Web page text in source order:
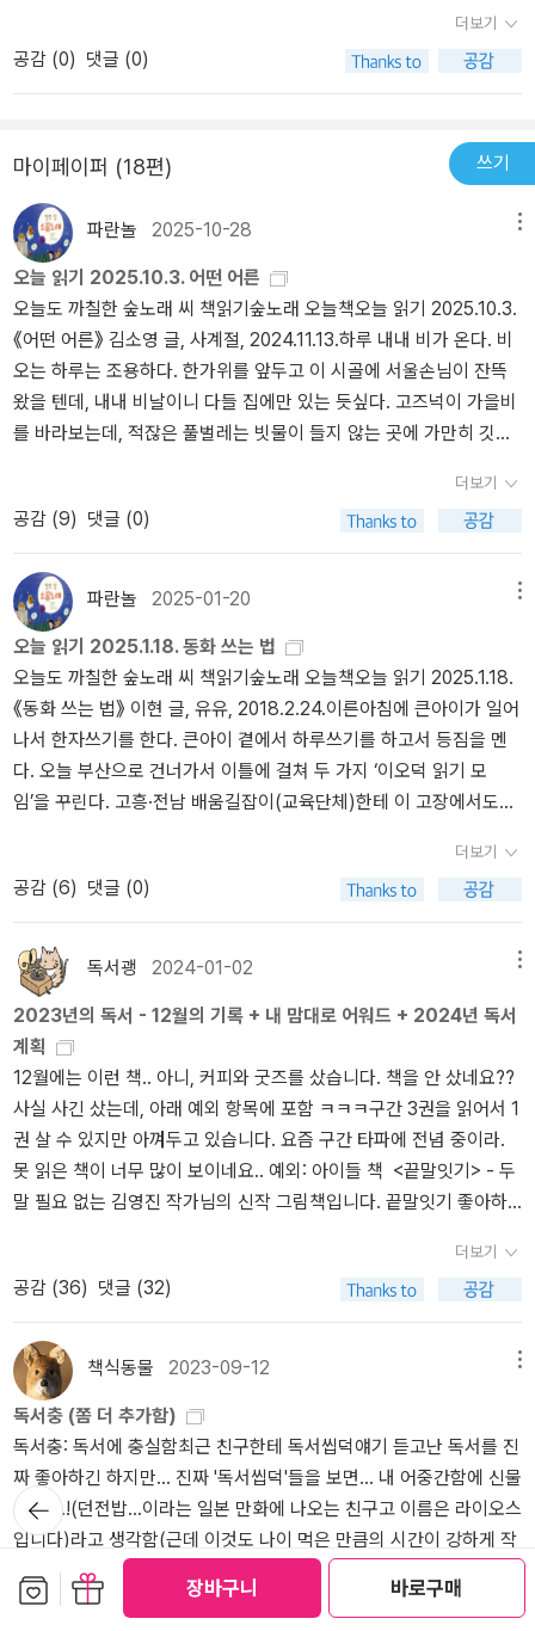
장바구니 바로구매
랑하는 그 방법이 맞다!!! 그러니까 이 책은, 종합하자면, 책을 어떻게
읽어야 할지 모르는 어른과 이미 책을 좋아하는 어른 모두에게 유익
한 책이라는 것이다. 그리고 아까도 말했지만, 왜그랬는지, 어디서 그
게 위로가 돼!!! 이 작은 책 한 권이 힘이 세다.(어린이책 리뷰를 너무
성인여자 모드로 썼나...)
다. 과학을 좋아하는 아이가 과학책만을 보려고 한다면, 동화 중에서
그런 소재를 다룬 책을 살짝 들이밀어 보는 것이다. 이현 작가의 <로
봇의 별>같은 작품 말이다. 또, 책이 많아지면 어느 순간 더 이상 읽지
기게 될 것이다.“이 책만은 버리고 싶지 않다‘는 마음이 드는 순간, 어
린이와 책의 관계가 새로워진다. 이때 책이 갖는 특별한 의미는 더 설
명하지 않아도 될 것이다. 이런 책은 ’명예의 전당‘ 에 꽂아 둔다. 책꽂
이는 한두 칸을 비워 제일 좋아하는 책만 진열하는 것이다.”어린이책
은 반드시 재밌어야 한다고 몇 번이나 강조한다. “어린이 입장에서 책
읽기가 과연 그럴만한 가치가 있을까? 고단함을 감수할 만큼 재미가
있을까? 그렇지 않다. 어린이의 세상에는 게임이, 텔레비전이, 자전거
가, 놀이터가 있다. 덜 노력해도 더 많은 재미를 얻을 수 있는데 왜 책
을 읽는단 말인가. 5학년 혁준이는 첫 만남에서 독서는 ”시간낭비“라
고 했다. 공부는 학교에서 하면 되고, 재미는 놀면서 느끼는 건데 왜
람들, 나처럼 그저 어린이책 얘기를 한 번 더 확인하고 즐기고 싶어서
읽는 모든 사람이 술술 넘기며 즐겁게 읽을 수 있는 책이다 :) 강력추
천한다.
실 다른 독후활동에 관한 책과 비슷하다고 느껴진다.그래서인지 확실
히 집중도가 떨어졌으며 사실은 구입한 것을 후회했다..;;-평생 읽는
사람으로 살기 위하여나는 어린이가 어떤 길로 가든지 책을 들고 가
는 책을 읽을 때면 그것도 괜찮겠다.책을 옆구리에 끼고 걷다가 쉬면
서 읽어도 좋다. 때로는 손에 책이 있다는 걸 잊고 있다가 문득 떠올라
서 펼쳐 보아도 좋다.중요한 것은 언제나 독자인 채로 자라는 것이다.
어린이가 책 읽기를 배우는 것은 어떤 모습으로든 평생 독자가 되기
위함이다. 그러니 어린이도, 어린이를 돕는 어른도 눈을 멀리 두되 마
음은 단단히 먹자.다행히도 우리를 도와줄 어린이책은 친절하고 재미
있다.
더보기
공감 (0) 댓글 (0)
마이페이퍼 (18편) 쓰기
파란놀 2025-10-28
오늘 읽기 2025.10.3. 어떤 어른
오늘도 까칠한 숲노래 씨 책읽기숲노래 오늘책오늘 읽기 2025.10.3.
《어떤 어른》 김소영 글, 사계절, 2024.11.13.하루 내내 비가 온다. 비
오는 하루는 조용하다. 한가위를 앞두고 이 시골에 서울손님이 잔뜩
왔을 텐데, 내내 비날이니 다들 집에만 있는 듯싶다. 고즈넉이 가을비
를 바라보는데, 적잖은 풀벌레는 빗물이 들지 않는 곳에 가만히 깃들
뿔을 앓는다. 무국을 끓이고, 두 아이 이마이며 팔다리이며 목을 가볍
게 쓰다듬고 풀어준다. 우리집에서는 ‘아버지손 돌봄손’이요 ‘아이손
보살핌손’이다. 아플 적에는 신나게 아프면서 생채기를 다스린다. 앓
을 적에는 실컷 앓으면서 응어리를 푼다. 우리는 어느새 잊어버리는
데, 섣불리 가루(약)를 안 써야 한다. 따끔하고 저리고 결린 몸을 받아
들여야 새몸으로 거듭나면서 튼튼하다. 땀을 빼고 끙끙거리고 눈물을
흘려야 새빛으로 깨어나면서 눈뜬다. 《어떤 어른》을 읽는 내내 몹시
아쉬웠다. 이른바 ‘글쓰기 강사’ 같은 ‘직업’이 아닌, ‘마음을 말로 담고
글로 풀어서 생각을 함께 짓는 이웃 아줌마’라는 길을 걷기가 어려울
까? 쇠(자가용)를 냉큼 버리고서 아이랑 나란히 큰길도 골목도 걷는
옆집사람이 되기가 힘들까? ‘옳은목소리’를 내기에 옳지 않다. 목소리
림·사랑·이야기’를 바라보며 “누구나 어른”과 “저마다 어른”으로 설
일이라고 본다.'COVID vaccine has worst side effects ever’: Dr.
Rogers' explosive testimony shocks Senate hearinghttps://w
ww.youtube.com/watch?v=7KijWu5al5Y'It's corruption of scie
nce, not truth': Aaron Siri exposes WHO's 'vaccines saved 154
M lives' claimhttps://www.youtube.com/watch?v=Gh6r5rIo4J
w‘RFK, Polio Vaccines, the Media and Me’: Lawyer Corrects Ne
w York Times Misinformationhttps://childrenshealthdefense.or
g/defender/aaron-siri-rfk-polio-vaccines-the-media-and-me-
wsj-op-ed/ㅍㄹㄴ글 : 숲노래·파란놀(최종규). 낱말책을 쓴다. 《풀
꽃나무 들숲노래 동시 따라쓰기》, 《새로 쓰는 말밑 꾸러미 사전》, 《미
래세대를 위한 우리말과 문해력》, 《들꽃내음 따라 걷다가 작은책집을
보았습니다》, 《우리말꽃》, 《쉬운 말이 평화》, 《곁말》, 《책숲마실》,
음 읽기》을 썼다. blog.naver.com/hbooklove
더보기
공감 (9) 댓글 (0)
파란놀 2025-01-20
오늘 읽기 2025.1.18. 동화 쓰는 법
오늘도 까칠한 숲노래 씨 책읽기숲노래 오늘책오늘 읽기 2025.1.18.
《동화 쓰는 법》 이현 글, 유유, 2018.2.24.이른아침에 큰아이가 일어
나서 한자쓰기를 한다. 큰아이 곁에서 하루쓰기를 하고서 등짐을 멘
다. 오늘 부산으로 건너가서 이틀에 걸쳐 두 가지 ‘이오덕 읽기 모
임’을 꾸린다. 고흥·전남 배움길잡이(교육단체)한테 이 고장에서도
분들이 모임을 할는지 안 할는지 기다려 본다. 논두렁을 걸어 옆마을
에 닿고, 시골버스로 읍내에 닿는다. 아직 한겨울이라 발이 언다. 부산
으로 건너가는 시외버스에서 노래를 쓴다. 사상나루에 내려서 보수동
으로 간다. 〈피스 카인드 홈〉은 아직 안 열었다. 〈온달서점〉과 〈대영서
점〉에서 천천히 읽고 장만한다. 〈책과 아이들〉에 책짐을 풀어놓고서
〈카프카의 밤〉으로 간다. 《이오덕 일기》에 깃든 마음과 손길이 무엇인
지 짚으면서, 우리가 스스로 하루글을 여밀 적에 어떻게 빛날 만한지
들려준다. 《동화 쓰는 법》을 지난해에 읽었다. 유유 펴냄터에서 “무
엇 쓰는 법”이란 작은책을 꾸준히 내는데 어쩐지 알맹이가 없어 보인
다. 무엇을 쓰든 삶·살림·사랑을 바탕으로 저마다 손수 숲빛으로 여미
면 될 노릇인데, 자꾸 줄거리(소재·표현법)에 치우친다. 글감을 남다
르거나 훌륭하게 안 뽑더라도, 누구나 삶을 쓰면 넉넉할 뿐인데.ㅅㄴ
는 책숲, 숲노래”라는 이름으로 시골인 전남 고흥에서 서재도서관·책
박물관을 꾸립니다. ‘보리 국어사전’ 편집장을 맡았고, ‘이오덕 어른
유고’를 갈무리했습니다. 《들꽃내음 따라 걷다가 작은책집을 보았습
니다》, 《우리말꽃》, 《미래세대를 위한 우리말과 문해력》, 《쉬운 말이
평화》, 《곁말》, 《곁책》, 《새로 쓰는 말밑 꾸러미 사전》, 《새로 쓰는
비슷한말 꾸러미 사전》, 《새로 쓰는 겹말 꾸러미 사전》, 《새로 쓰는
우리말 꾸러미 사전》, 《책숲마실》, 《우리말 수수께끼 동시》, 《우리말
동시 사전》, 《우리말 글쓰기 사전》, 《이오덕 마음 읽기》, 《시골에서
살림 짓는 즐거움》, 《숲에서 살려낸 우리말》, 《마을에서 살려낸 우리
말》, 《읽는 우리말 사전 1·2·3》 들을 썼습니다. blog.naver.com/hbo
oklove
더보기
공감 (6) 댓글 (0)
독서괭 2024-01-02
2023년의 독서 - 12월의 기록 + 내 맘대로 어워드 + 2024년 독서
계획
12월에는 이런 책.. 아니, 커피와 굿즈를 샀습니다. 책을 안 샀네요??
사실 사긴 샀는데, 아래 예외 항목에 포함 ㅋㅋㅋ구간 3권을 읽어서 1
권 살 수 있지만 아껴두고 있습니다. 요즘 구간 타파에 전념 중이라.
못 읽은 책이 너무 많이 보이네요.. 예외: 아이들 책 <끝말잇기> - 두
말 필요 없는 김영진 작가님의 신작 그림책입니다. 끝말잇기 좋아하
활에서 이야기를 길어내는 능력, 사물들을 사진처럼 그려낸다는 특징
이 도드라지는 작가입니다. <의사 어벤져스> 1권 - 주변에서 좋은 책
이라는 추천을 받고, 첫째가 좋아하지 않을까 싶어 샀는데 역시나 재
밌다고 합니다. 그런데 미취학에게는 좀 어려워 보여서 다음 시리즈
는 나중에 사주려고요. <My Toothbrush Is Missing> - 초1 추천 영
어책. 웃깁니다.<외딴 집 외딴 다락방에서> - 이거,, <공부머리 독서
법>에 언급되었는데 궁금해서 샀습니다. 그런데 읽다 보니 좀 무서운
것?? 원제를 보니 Ghost가 떡하니 들어가 있네요 ㅋㅋ 무서운 거 좋
아하는 둘째가 매우 좋아함 ㅋㅋ 밤중에 거울에 비친 자기 모습 보고
놀라는 장면, 겁 많은 아이들은 주의를 요합니다. <루이의 특별한 하
루> - 지인 추천으로 샀는데, 내용도 좋고 재밌습니다. <학교에 간 사
자><한밤중 톰의 정원에서> - 외딴 집 외딴 다락방 책을 하도 좋아해
더보기
공감 (36) 댓글 (32)
책식동물 2023-09-12
독서충 (쫌 더 추가함)
독서충: 독서에 충실함최근 친구한테 독서씹덕얘기 듣고난 독서를 진
짜 좋아하긴 하지만... 진짜 '독서씹덕'들을 보면... 내 어중간함에 신물
이 나...!(던전밥...이라는 일본 만화에 나오는 친구고 이름은 라이오스
입니다)라고 생각함(근데 이것도 나이 먹은 만큼의 시간이 강하게 작
용하는 거라서10대 독서충들이랑 비교해보니 제가 진짜개십덕이긴
하더라고여저도 언젠간 '진짜누가봐도킹정할수밖에없는개십덕' 되겟
더보기
뒤로가
기